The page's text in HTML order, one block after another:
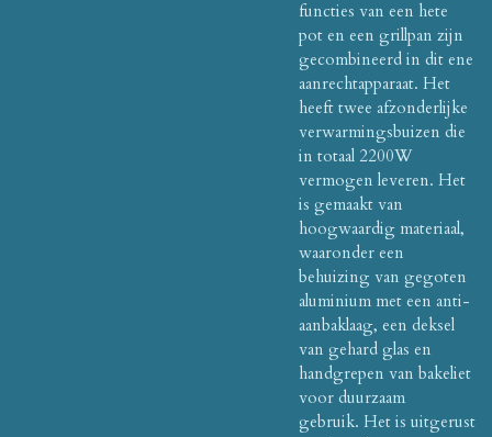
functies van een hete
pot en een grillpan zijn
gecombineerd in dit ene
aanrechtapparaat. Het
heeft twee afzonderlijke
verwarmingsbuizen die
in totaal 2200W
vermogen leveren. Het
is gemaakt van
hoogwaardig materiaal,
waaronder een
behuizing van gegoten
aluminium met een anti-
aanbaklaag, een deksel
van gehard glas en
handgrepen van bakeliet
voor duurzaam
gebruik. Het is uitgerust